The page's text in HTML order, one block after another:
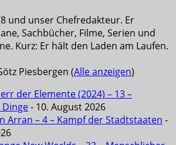
und unser Chefredakteur. Er
Sachbücher, Filme, Serien und
Kurz: Er hält den Laden am Laufen.
Piesbergen (Alle anzeigen)
der Elemente (2024) – 13 –
- 10. August 2026
Arran – 4 – Kampf der Stadtstaaten -